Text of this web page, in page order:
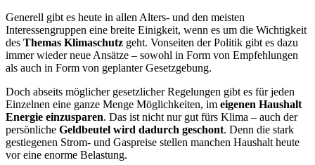
Generell gibt es heute in allen Alters- und den meisten
Interessengruppen eine breite Einigkeit, wenn es um die Wichtigkeit
des Themas Klimaschutz geht. Vonseiten der Politik gibt es dazu
immer wieder neue Ansätze – sowohl in Form von Empfehlungen
als auch in Form von geplanter Gesetzgebung.
Doch abseits möglicher gesetzlicher Regelungen gibt es für jeden
Einzelnen eine ganze Menge Möglichkeiten, im eigenen Haushalt
Energie einzusparen. Das ist nicht nur gut fürs Klima – auch der
persönliche Geldbeutel wird dadurch geschont. Denn die stark
gestiegenen Strom- und Gaspreise stellen manchen Haushalt heute
vor eine enorme Belastung.